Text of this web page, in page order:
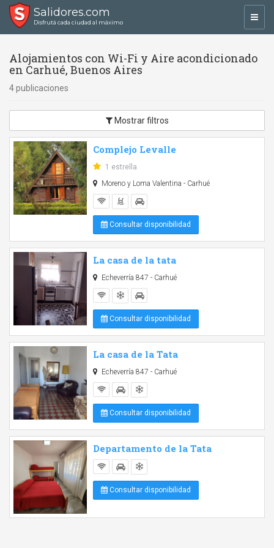
Salidores.com
Disfrutá cada ciudad al máximo
Alojamientos con Wi-Fi y Aire acondicionado
en Carhué, Buenos Aires
4 publicaciones
Mostrar filtros
Complejo Levalle
1 estrella
Moreno y Loma Valentina - Carhué
Consultar disponibilidad
La casa de la tata
Echeverría 847 - Carhué
Consultar disponibilidad
La casa de la Tata
Echeverría 847 - Carhué
Consultar disponibilidad
Departamento de la Tata
Consultar disponibilidad